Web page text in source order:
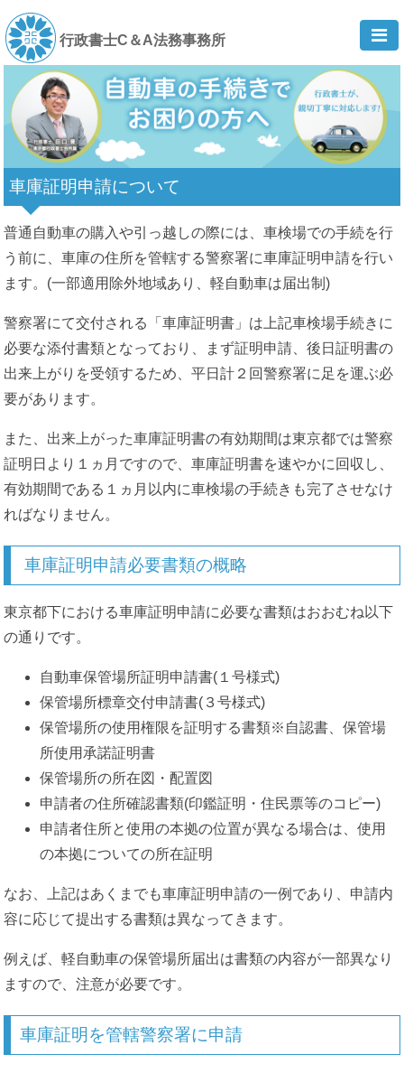
行政書士C＆A法務事務所
車庫証明申請について
普通自動車の購入や引っ越しの際には、車検場での手続を行
う前に、車庫の住所を管轄する警察署に車庫証明申請を行い
ます。(一部適用除外地域あり、軽自動車は届出制)
警察署にて交付される「車庫証明書」は上記車検場手続きに
必要な添付書類となっており、まず証明申請、後日証明書の
出来上がりを受領するため、平日計２回警察署に足を運ぶ必
要があります。
また、出来上がった車庫証明書の有効期間は東京都では警察
証明日より１ヵ月ですので、車庫証明書を速やかに回収し、
有効期間である１ヵ月以内に車検場の手続きも完了させなけ
ればなりません。
車庫証明申請必要書類の概略
東京都下における車庫証明申請に必要な書類はおおむね以下
の通りです。
自動車保管場所証明申請書(１号様式)
保管場所標章交付申請書(３号様式)
保管場所の使用権限を証明する書類※自認書、保管場
所使用承諾証明書
保管場所の所在図・配置図
申請者の住所確認書類(印鑑証明・住民票等のコピー)
申請者住所と使用の本拠の位置が異なる場合は、使用
の本拠についての所在証明
なお、上記はあくまでも車庫証明申請の一例であり、申請内
容に応じて提出する書類は異なってきます。
例えば、軽自動車の保管場所届出は書類の内容が一部異なり
ますので、注意が必要です。
車庫証明を管轄警察署に申請